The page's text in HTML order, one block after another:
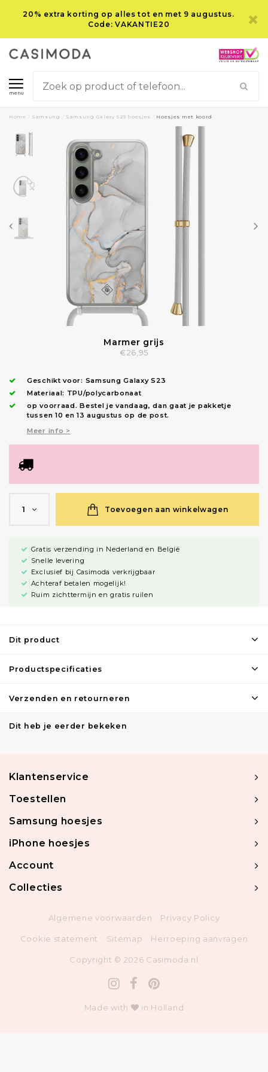
20% extra korting op alles tot en met 9 augustus.
Code: VAKANTIE20
menu
Home Samsung Samsung Galaxy S23 hoesjes Hoesjes met koord
Marmer grijs
€26,95
Geschikt voor: Samsung Galaxy S23
Materiaal: TPU/polycarbonaat
op voorraad.Bestel je vandaag, dan gaat je pakketje
tussen 10 en 13 augustus op de post.
Meer info >
1 Toevoegen aan winkelwagen
Gratis verzending in Nederland en België
Snelle levering
Exclusief bij Casimoda verkrijgbaar
Achteraf betalen mogelijk!
Ruim zichttermijn en gratis ruilen
Dit product
Productspecificaties
Verzenden en retourneren
Dit heb je eerder bekeken
Klantenservice
Toestellen
Samsung hoesjes
iPhone hoesjes
Account
Collecties
Algemene voorwaarden Privacy Policy
Cookie statement Sitemap Herroeping aanvragen
Copyright © 2026 Casimoda.nl
Made with in Holland